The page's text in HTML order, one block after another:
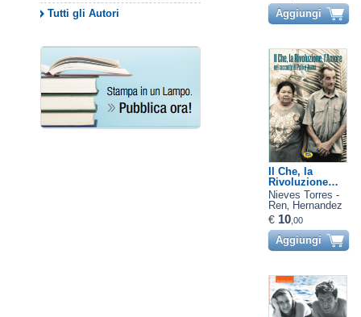
Tutti gli Autori Aggiungi
Il Che, la
Rivoluzione…
Nieves Torres -
Ren‚ Hernandez
€ 10 ,00
Aggiungi